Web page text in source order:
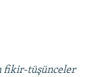
fikir-tüşünceler